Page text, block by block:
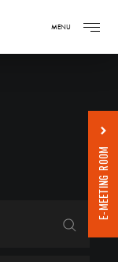
MENU
E-MEETING ROOM